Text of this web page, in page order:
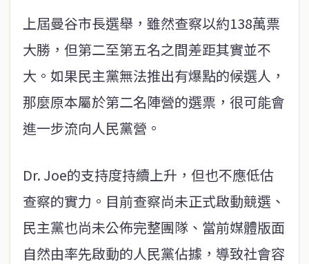
上屆曼谷市長選舉，雖然查察以約138萬票
大勝，但第二至第五名之間差距其實並不
大。如果民主黨無法推出有爆點的候選人，
那麼原本屬於第二名陣營的選票，很可能會
進一步流向人民黨營。
Dr. Joe的支持度持續上升，但也不應低估
查察的實力。目前查察尚未正式啟動競選、
民主黨也尚未公佈完整團隊、當前媒體版面
自然由率先啟動的人民黨佔據，導致社會容